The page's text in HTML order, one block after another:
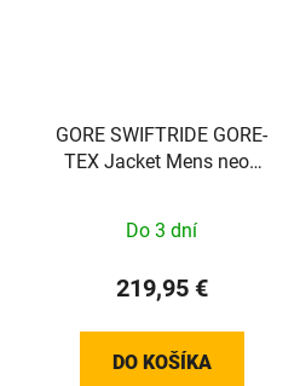
GORE SWIFTRIDE GORE-
TEX Jacket Mens neon
Do 3 dní
219,95 €
DO KOŠÍKA